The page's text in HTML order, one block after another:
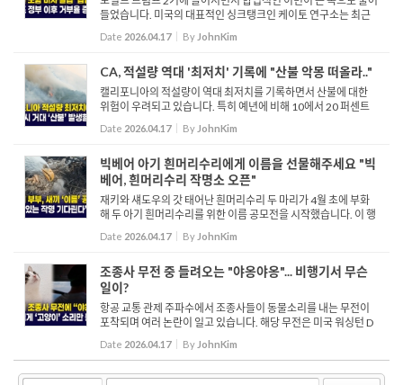
들었습니다. 미국의 대표적인 싱크탱크인 케이토 연구소는 최근
보고서를 통해 트럼프 행정부는 반이민 정책을 앞세워 불법 입국
감소를 주요 성과로 내세우고 있지만 합법 이민의 감소는 불법 ...
Date 2026.04.17 By JohnKim
CA, 적설량 역대 '최저치' 기록에 "산불 악몽 떠올라.."
캘리포니아의 적설량이 역대 최저치를 기록하면서 산불에 대한
위험이 우려되고 있습니다. 특히 예년에 비해 10에서 20 퍼센트
수준으로 급감하면서 식수 공급까지 위협받고 있습니다. 전문가
들은 적설량이 적어지면 수분이 빠르게 증발하고 초목들은 평소
Date 2026.04.17 By JohnKim
빅베어 아기 흰머리수리에게 이름을 선물해주세요 "빅
베어, 흰머리수리 작명소 오픈"
재키와 섀도우의 갓 태어난 흰머리수리 두 마리가 4월 초에 부화
해 두 아기 흰머리수리를 위한 이름 공모전을 시작했습니다. 이 행
사는 비영리단체 프렌즈오브 빅베어밸리 운영과 야생동물 보호
활동을 지원하기 위한 모금 목적에서 마련됐으며, 참가자는 최
Date 2026.04.17 By JohnKim
조종사 무전 중 들려오는 "야옹야옹"... 비행기서 무슨
일이?
항공 교통 관제 주파수에서 조종사들이 동물소리를 내는 무전이
포착되며 여러 논란이 일고 있습니다. 해당 무전은 미국 워싱턴 D
C의 로널드 레이건 워싱턴 내셔널 공항 관제 주파수에서 기록됐으
며, 항공 무전 기록 웹사이트를 통해 확보된 것으로 전해졌습니...
Date 2026.04.17 By JohnKim